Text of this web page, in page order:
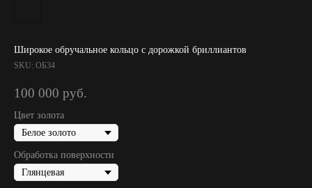
Широкое обручальное кольцо с дорожкой бриллиантов
SKU: ОБ34
100 000 руб.
Цвет золота
Обработка поверхности